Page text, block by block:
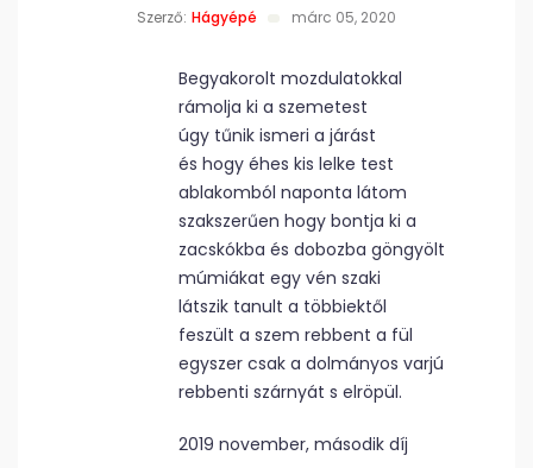
Szerző: Hágyépé márc 05, 2020
Begyakorolt mozdulatokkal
rámolja ki a szemetest
úgy tűnik ismeri a járást
és hogy éhes kis lelke test
ablakomból naponta látom
szakszerűen hogy bontja ki a
zacskókba és dobozba göngyölt
múmiákat egy vén szaki
látszik tanult a többiektől
feszült a szem rebbent a fül
egyszer csak a dolmányos varjú
rebbenti szárnyát s elröpül.
2019 november, második díj